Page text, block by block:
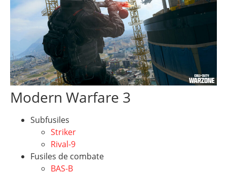
Modern Warfare 3
Subfusiles
Striker
Rival-9
Fusiles de combate
BAS-B